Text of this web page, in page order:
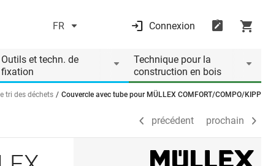
FR Connexion
Outils et techn. de
fixation
Technique pour la
construction en bois
tri des déchets Couvercle avec tube pour MÜLLEX COMFORT/COMPO/KIPP
précédent prochain
précédent prochain